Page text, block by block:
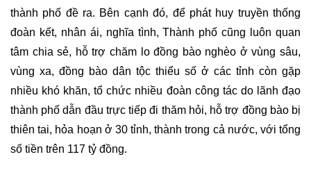
thành phố đề ra. Bên cạnh đó, để phát huy truyền thống
đoàn kết, nhân ái, nghĩa tình, Thành phố cũng luôn quan
tâm chia sẻ, hỗ trợ chăm lo đồng bào nghèo ở vùng sâu,
vùng xa, đồng bào dân tộc thiểu số ở các tỉnh còn gặp
nhiều khó khăn, tổ chức nhiều đoàn công tác do lãnh đạo
thành phố dẫn đầu trực tiếp đi thăm hỏi, hỗ trợ đồng bào bị
thiên tai, hỏa hoạn ở 30 tỉnh, thành trong cả nước, với tổng
số tiền trên 117 tỷ đồng.